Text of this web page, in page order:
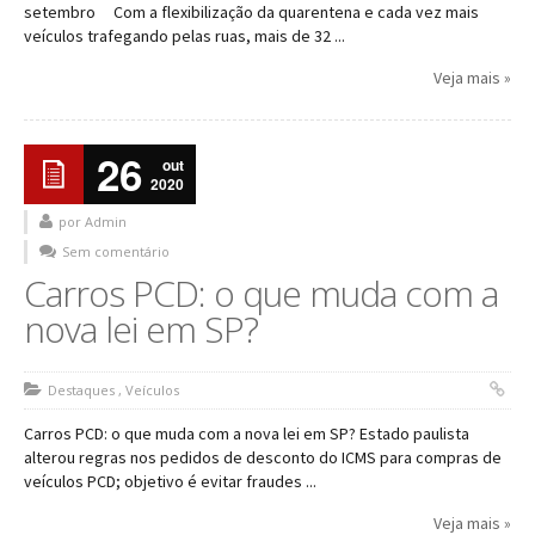
setembro Com a flexibilização da quarentena e cada vez mais
veículos trafegando pelas ruas, mais de 32 ...
Veja mais »
26
out
2020
por Admin
Sem comentário
Carros PCD: o que muda com a
nova lei em SP?
Destaques , Veículos
Carros PCD: o que muda com a nova lei em SP? Estado paulista
alterou regras nos pedidos de desconto do ICMS para compras de
veículos PCD; objetivo é evitar fraudes ...
Veja mais »